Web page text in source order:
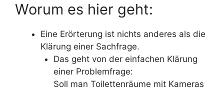
Worum es hier geht:
Eine Erörterung ist nichts anderes als die
Klärung einer Sachfrage.
Das geht von der einfachen Klärung
einer Problemfrage:
Soll man Toilettenräume mit Kameras